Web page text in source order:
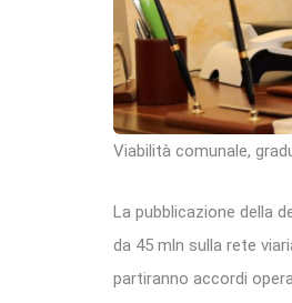
Viabilità comunale,
La pubblicazione della
da 45 mln sulla rete
partiranno accordi